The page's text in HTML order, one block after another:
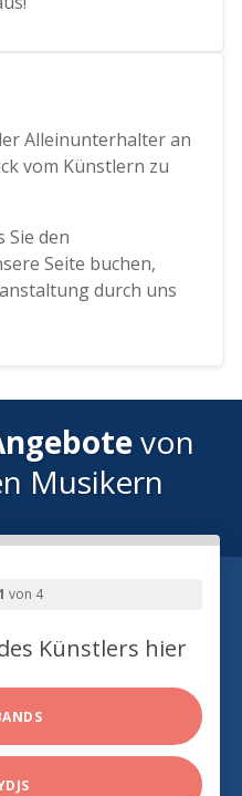
Alleinunterhalter an
vom Künstlern zu
Sie den
Seite buchen,
durch uns
von
Musikern
von 4
Künstlers hier